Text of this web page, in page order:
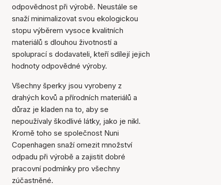
odpovědnost při výrobě. Neustále se
snaží minimalizovat svou ekologickou
stopu výběrem vysoce kvalitních
materiálů s dlouhou životností a
spoluprací s dodavateli, kteří sdílejí jejich
hodnoty odpovědné výroby.
Všechny šperky jsou vyrobeny z
drahých kovů a přírodních materiálů a
důraz je kladen na to, aby se
nepoužívaly škodlivé látky, jako je nikl.
Kromě toho se společnost Nuni
Copenhagen snaží omezit množství
odpadu při výrobě a zajistit dobré
pracovní podmínky pro všechny
zúčastněné.